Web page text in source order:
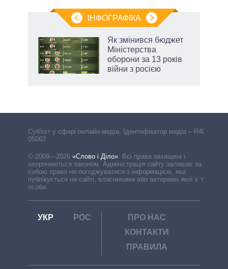
ІНФОГРАФІКА
Як змінився бюджет
Міністерства
оборони за 13 років
війни з росією
Cуб'єкт у сфері онлайн-медіа. Ідентифікатор медіа – R40-
05063
© 2009—2026 «Слово і Діло». Всі права захищені і
охороняються законом. Адміністрація сайту залишає за
собою право не погоджуватися з інформацією, яка
публікується на сайті, власниками або авторами якої є треті
особи.
УКР РОС
ПРО НАС
КОНТАКТИ
ПРАВИЛА